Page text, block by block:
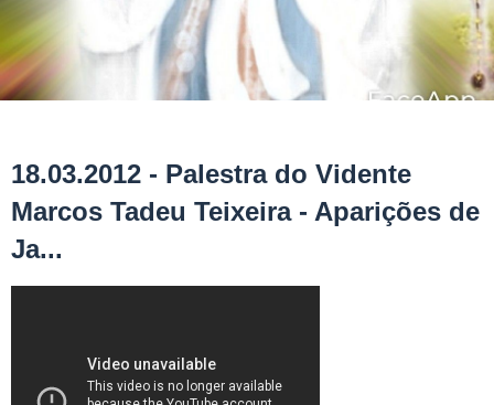
18.03.2012 - Palestra do Vidente
Marcos Tadeu Teixeira - Aparições de
Ja...